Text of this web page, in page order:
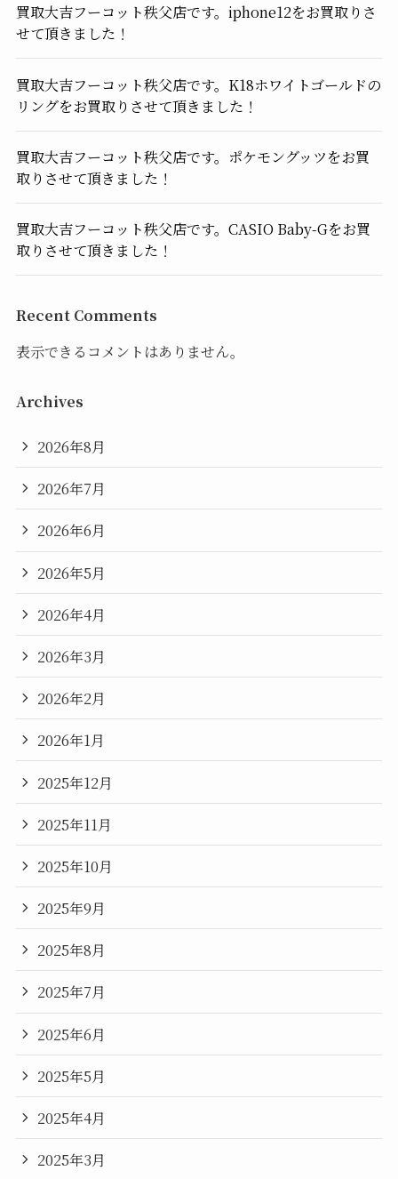
買取大吉フーコット秩父店です。iphone12をお買取りさ
せて頂きました！
買取大吉フーコット秩父店です。K18ホワイトゴールドの
リングをお買取りさせて頂きました！
買取大吉フーコット秩父店です。ポケモングッツをお買
取りさせて頂きました！
買取大吉フーコット秩父店です。CASIO Baby-Gをお買
取りさせて頂きました！
Recent Comments
表示できるコメントはありません。
Archives
2026年8月
2026年7月
2026年6月
2026年5月
2026年4月
2026年3月
2026年2月
2026年1月
2025年12月
2025年11月
2025年10月
2025年9月
2025年8月
2025年7月
2025年6月
2025年5月
2025年4月
2025年3月